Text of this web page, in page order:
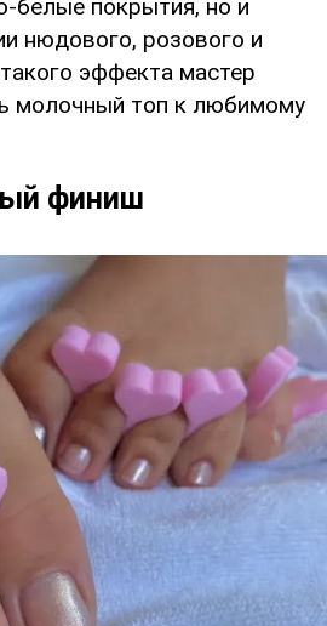
белые покрытия, но и
нюдового, розового и
эффекта мастер
молочный топ к любимому
финиш